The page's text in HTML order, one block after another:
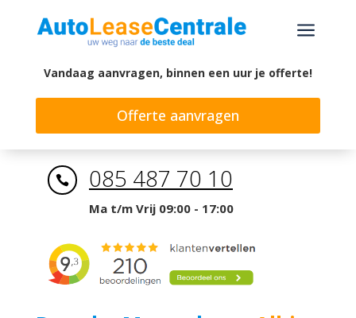
a
Vandaag aanvragen, binnen een uur je offerte!
Offerte aanvragen
 085 487 70 10
Ma t/m Vrij 09:00 - 17:00